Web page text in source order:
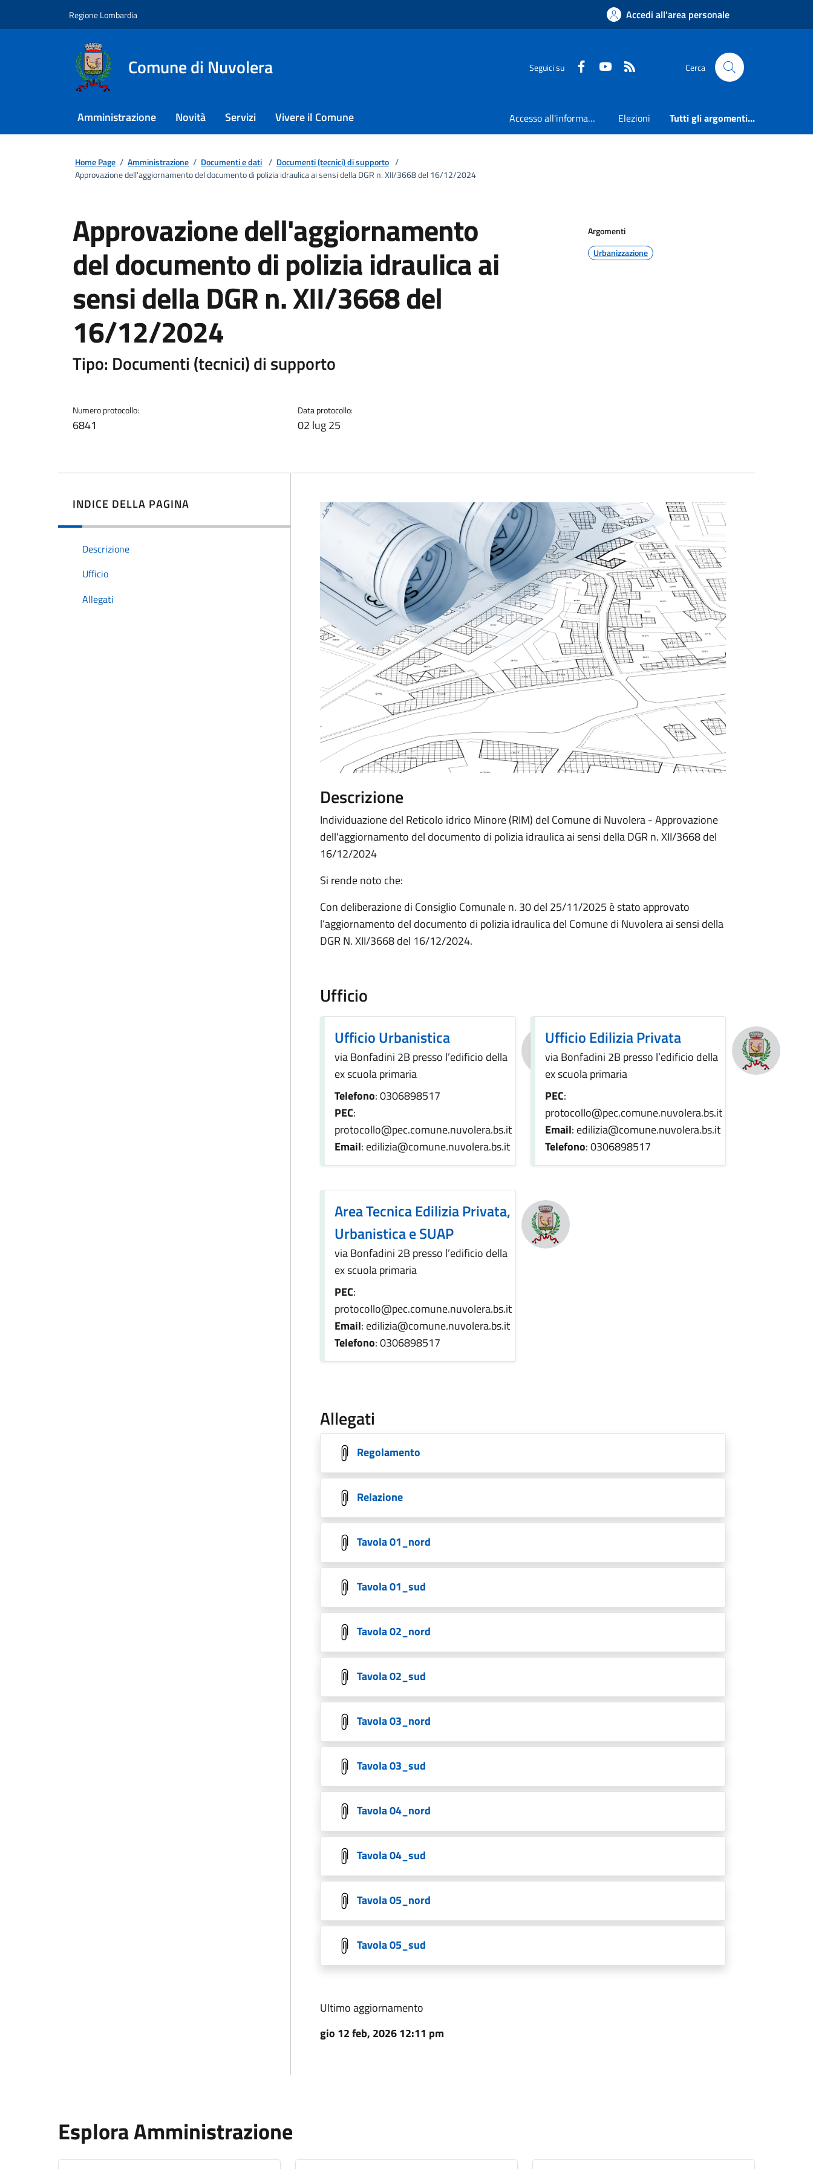
Regione Lombardia Accedi all'area personale
Comune di Nuvolera Seguici su Faceboook
Youtube Cerca
Amministrazione Novità Servizi Vivere il Comune Accesso all'informazione Elezioni Tutti gli argomenti...
Home Page / Amministrazione / Documenti e dati / Documenti (tecnici) di supporto /
Approvazione dell'aggiornamento del documento di polizia idraulica ai sensi della DGR n. XII/3668 del 16/12/2024
Approvazione dell'aggiornamento
del documento di polizia idraulica ai
sensi della DGR n. XII/3668 del
16/12/2024
Tipo: Documenti (tecnici) di supporto
Numero protocollo:
6841
Data protocollo:
02 lug 25
Argomenti
Urbanizzazione
INDICE DELLA PAGINA
Descrizione
Ufficio
Allegati
Descrizione
Individuazione del Reticolo idrico Minore (RIM) del Comune di Nuvolera - Approvazione
dell'aggiornamento del documento di polizia idraulica ai sensi della DGR n. XII/3668 del
16/12/2024
Si rende noto che:
Con deliberazione di Consiglio Comunale n. 30 del 25/11/2025 è stato approvato
l’aggiornamento del documento di polizia idraulicadel Comune di Nuvoleraai sensi della
DGR N. XII/3668 del 16/12/2024.
Ufficio
Ufficio Urbanistica
via Bonfadini 2B presso l’edificio della
ex scuola primaria
Telefono: 0306898517
PEC:
protocollo@pec.comune.nuvolera.bs.it
Email: edilizia@comune.nuvolera.bs.it
Ufficio Edilizia Privata
via Bonfadini 2B presso l’edificio della
ex scuola primaria
PEC:
protocollo@pec.comune.nuvolera.bs.it
Email: edilizia@comune.nuvolera.bs.it
Telefono: 0306898517
Area Tecnica Edilizia Privata,
Urbanistica e SUAP
via Bonfadini 2B presso l’edificio della
ex scuola primaria
PEC:
protocollo@pec.comune.nuvolera.bs.it
Email: edilizia@comune.nuvolera.bs.it
Telefono: 0306898517
Allegati
Regolamento
Relazione
Tavola 01_nord
Tavola 01_sud
Tavola 02_nord
Tavola 02_sud
Tavola 03_nord
Tavola 03_sud
Tavola 04_nord
Tavola 04_sud
Tavola 05_nord
Tavola 05_sud
Ultimo aggiornamento
gio 12 feb, 2026 12:11 pm
Esplora Amministrazione